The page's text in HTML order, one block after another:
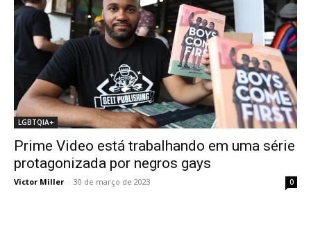
LGBTQIA+
Prime Video está trabalhando em uma série
protagonizada por negros gays
Victor Miller - 30 de março de 2023 0